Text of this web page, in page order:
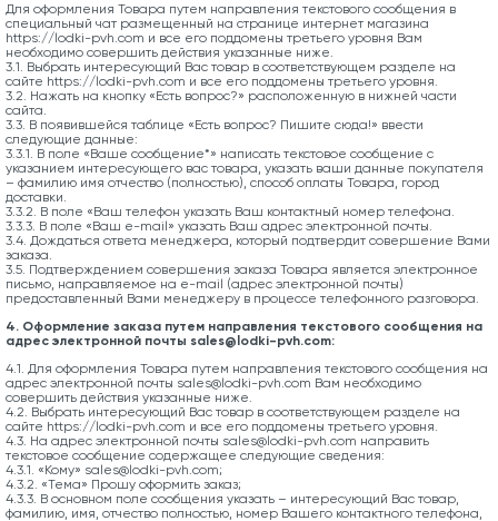
Для оформления Товара путем направления текстового сообщения в
специальный чат размещенный на странице интернет магазина
https://lodki-pvh.com и все его поддомены третьего уровня Вам
необходимо совершить действия указанные ниже.
3.1. Выбрать интересующий Вас товар в соответствующем разделе на
сайте https://lodki-pvh.com и все его поддомены третьего уровня.
3.2. Нажать на кнопку «Есть вопрос?» расположенную в нижней части
сайта.
3.3. В появившейся таблице «Есть вопрос? Пишите сюда!» ввести
следующие данные:
3.3.1. В поле «Ваше сообщение*» написать текстовое сообщение с
указанием интересующего вас товара, указать ваши данные покупателя
– фамилию имя отчество (полностью), способ оплаты Товара, город
доставки.
3.3.2. В поле «Ваш телефон указать Ваш контактный номер телефона.
3.3.3. В поле «Ваш e-mail» указать Ваш адрес электронной почты.
3.4. Дождаться ответа менеджера, который подтвердит совершение Вами
заказа.
3.5. Подтверждением совершения заказа Товара является электронное
письмо, направляемое на e-mail (адрес электронной почты)
предоставленный Вами менеджеру в процессе телефонного разговора.
4. Оформление заказа путем направления текстового сообщения на
адрес электронной почты sales@lodki-pvh.com:
4.1. Для оформления Товара путем направления текстового сообщения на
адрес электронной почты sales@lodki-pvh.com Вам необходимо
совершить действия указанные ниже.
4.2. Выбрать интересующий Вас товар в соответствующем разделе на
сайте https://lodki-pvh.com и все его поддомены третьего уровня.
4.3. На адрес электронной почты sales@lodki-pvh.com направить
текстовое сообщение содержащее следующие сведения:
4.3.1. «Кому» sales@lodki-pvh.com;
4.3.2. «Тема» Прошу оформить заказ;
4.3.3. В основном поле сообщения указать – интересующий Вас товар,
фамилию, имя, отчество полностью, номер Вашего контактного телефона,